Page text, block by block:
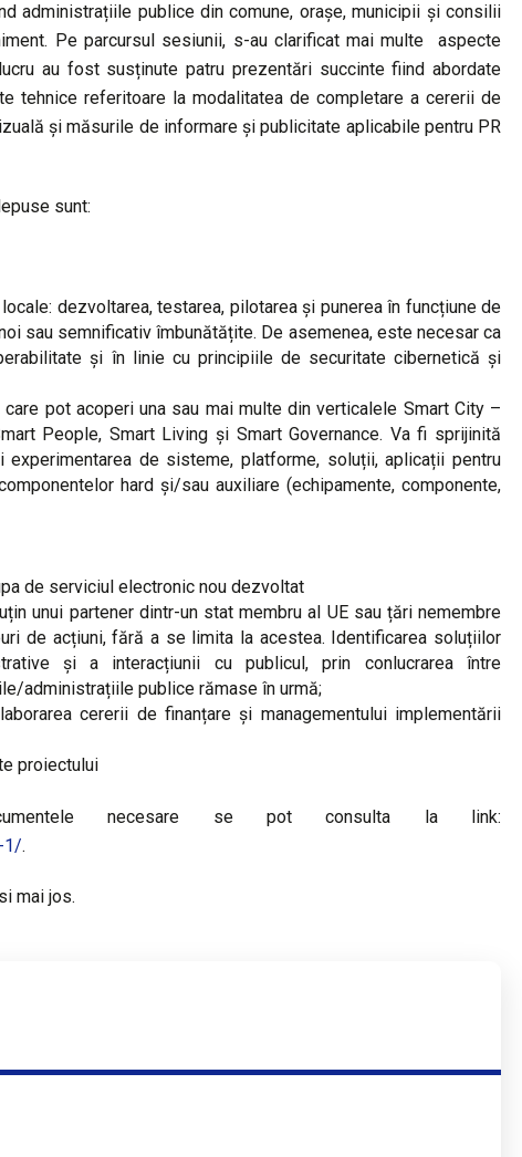
administrațiile publice din comune, orașe, municipii și consilii
Pe parcursul sesiunii, s-au clarificat mai multe aspecte
au fost susținute patru prezentări succinte fiind abordate
tehnice referitoare la modalitatea de completare a cererii de
și măsurile de informare și publicitate aplicabile pentru PR
sunt:
dezvoltarea, testarea, pilotarea și punerea în funcțiune de
sau semnificativ îmbunătățite. De asemenea, este necesar ca
și în linie cu principiile de securitate cibernetică și
pot acoperi una sau mai multe din verticalele Smart City –
People, Smart Living și Smart Governance. Va fi sprijinită
de sisteme, platforme, soluții, aplicații pentru
hard și/sau auxiliare (echipamente, componente,
de serviciul electronic nou dezvoltat
unui partener dintr-un stat membru al UE sau țări nemembre
de acțiuni, fără a se limita la acestea. Identificarea soluțiilor
și a interacțiunii cu publicul, prin conlucrarea între
administrațiile publice rămase în urmă;
cererii de finanțare și managementului implementării
proiectului
necesare se pot consulta la link:
1/.
mai jos.